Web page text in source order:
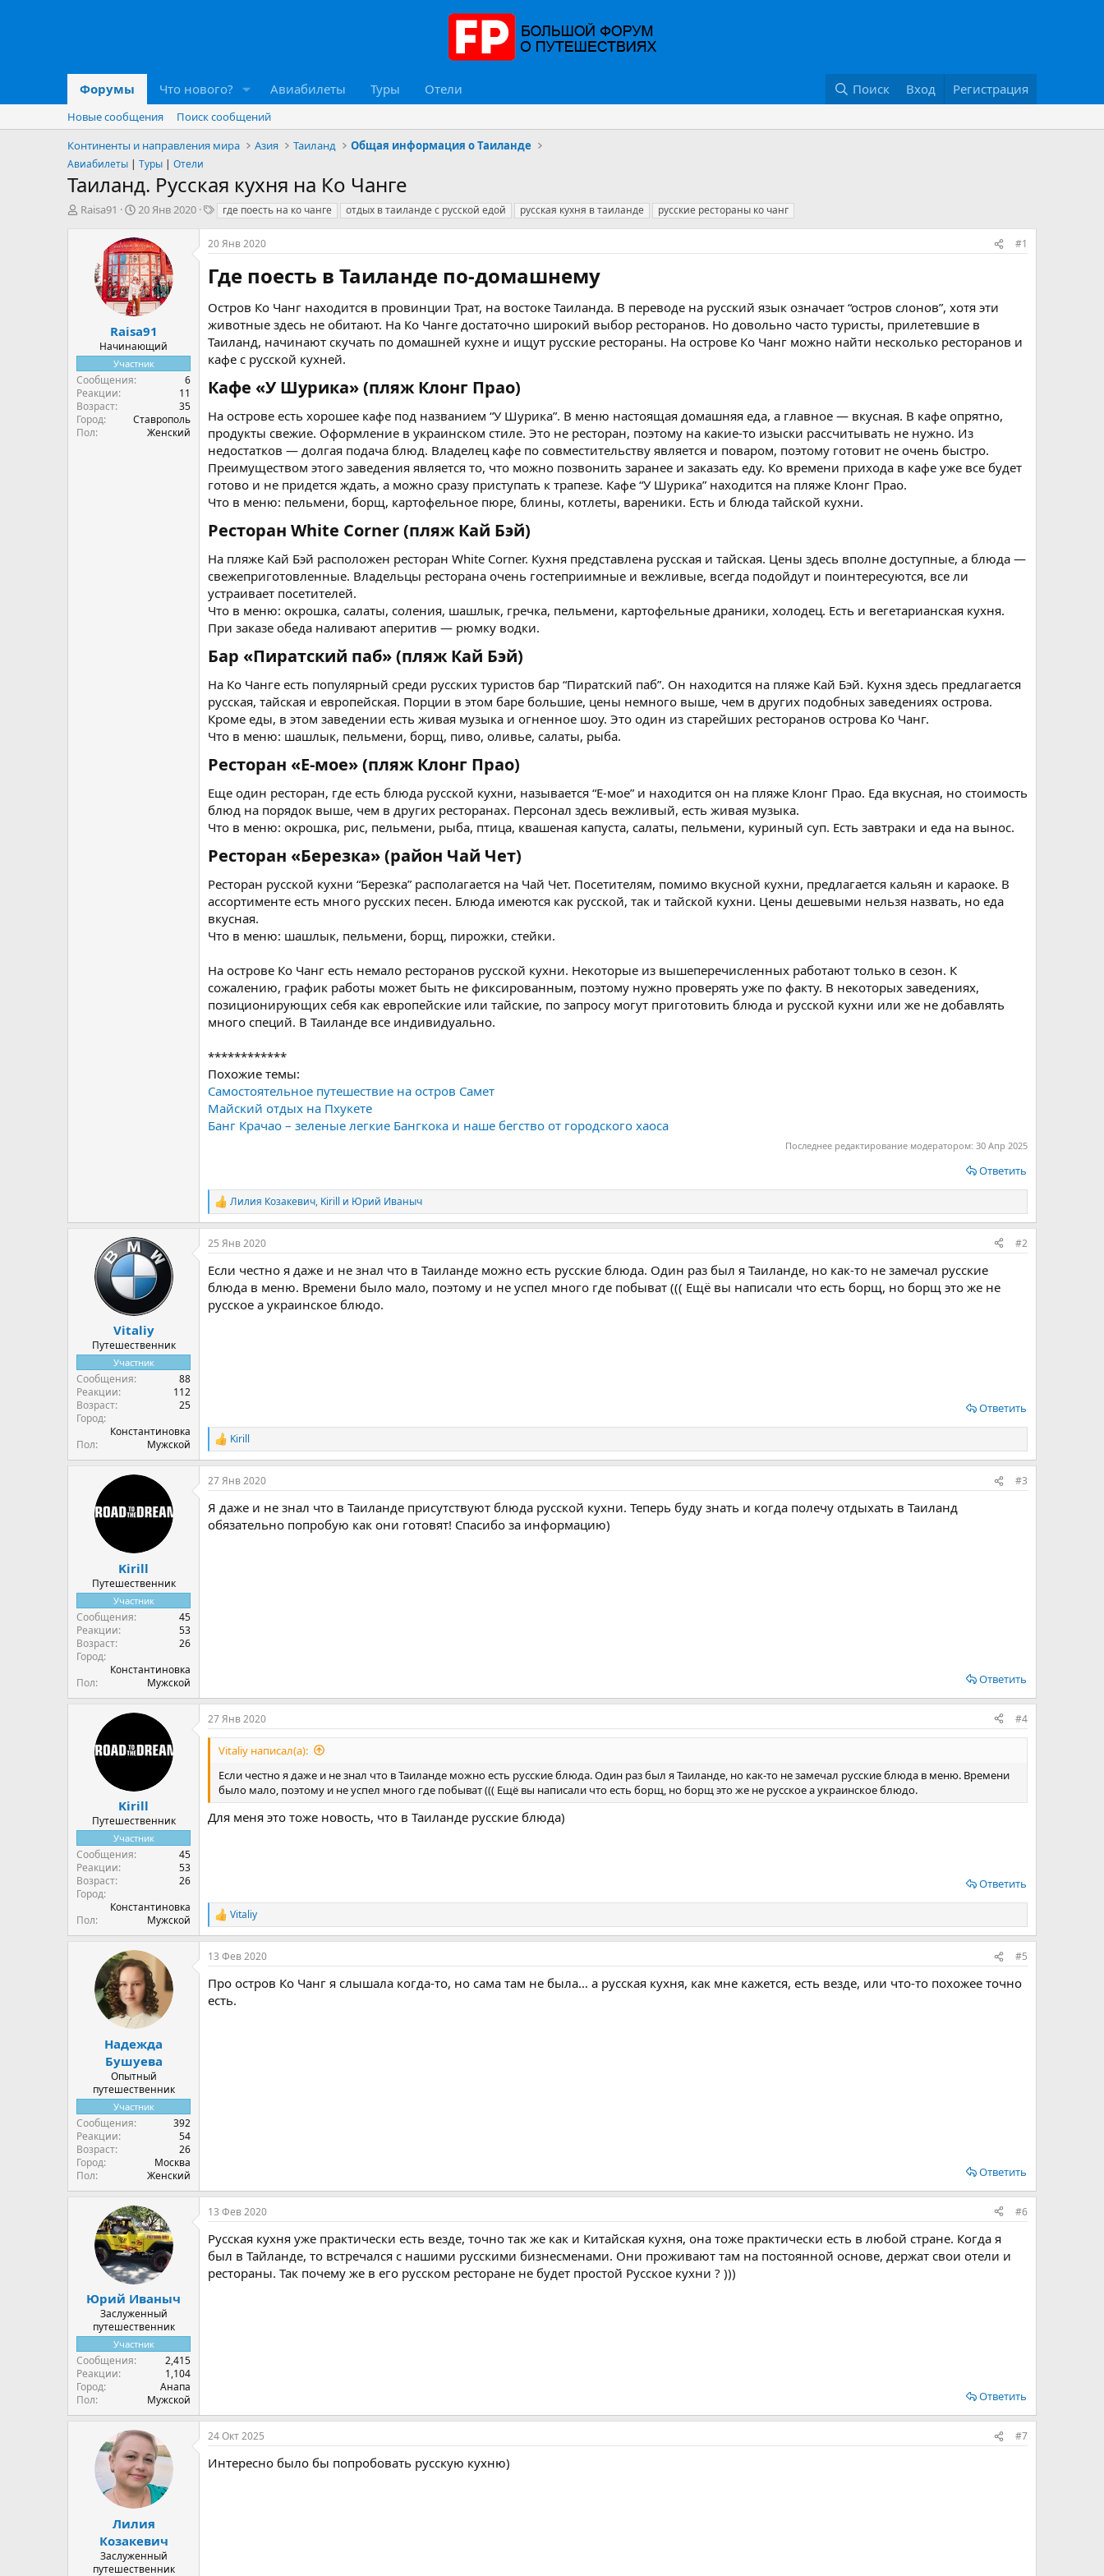
Форумы Что нового? Авиабилеты Туры Отели Поиск Вход Регистрация
Новые сообщения
Поиск сообщений
Континенты и направления мира
Азия Таиланд Общая информация о Таиланде
Авиабилеты | Туры | Отели
Таиланд. Русская кухня на Ко Чанге
А
Raisa91
Д
т
а
н
а
ч
а
л
а
20 Янв 2020
Т
г
и
где поесть на ко чанге отдых в таиланде с русской едой русская кухня в таиланде русские рестораны ко чанг
Raisa91
Начинающий
Участник
Сообщения
6
Реакции
11
Возраст
35
Город
Ставрополь
Пол
Женский
20 Янв 2020 #1
Где поесть в Таиланде по-домашнему
Остров Ко Чанг находится в провинции Трат, на востоке Таиланда. В переводе на русский язык означает “остров слонов”, хотя эти
животные здесь не обитают. На Ко Чанге достаточно широкий выбор ресторанов. Но довольно часто туристы, прилетевшие в
Таиланд, начинают скучать по домашней кухне и ищут русские рестораны. На острове Ко Чанг можно найти несколько ресторанов и
кафе с русской кухней.
Кафе «У Шурика» (пляж Клонг Прао)​
На острове есть хорошее кафе под названием “У Шурика”. В меню настоящая домашняя еда, а главное — вкусная. В кафе опрятно,
продукты свежие. Оформление в украинском стиле. Это не ресторан, поэтому на какие-то изыски рассчитывать не нужно. Из
недостатков — долгая подача блюд. Владелец кафе по совместительству является и поваром, поэтому готовит не очень быстро.
Преимуществом этого заведения является то, что можно позвонить заранее и заказать еду. Ко времени прихода в кафе уже все будет
готово и не придется ждать, а можно сразу приступать к трапезе. Кафе “У Шурика” находится на пляже Клонг Прао.
Что в меню: пельмени, борщ, картофельное пюре, блины, котлеты, вареники. Есть и блюда тайской кухни.
Ресторан White Corner (пляж Кай Бэй)​
На пляже Кай Бэй расположен ресторан White Corner. Кухня представлена русская и тайская. Цены здесь вполне доступные, а блюда —
свежеприготовленные. Владельцы ресторана очень гостеприимные и вежливые, всегда подойдут и поинтересуются, все ли
устраивает посетителей.
Что в меню: окрошка, салаты, соления, шашлык, гречка, пельмени, картофельные драники, холодец. Есть и вегетарианская кухня.
При заказе обеда наливают аперитив — рюмку водки.
Бар «Пиратский паб» (пляж Кай Бэй)​
На Ко Чанге есть популярный среди русских туристов бар “Пиратский паб”. Он находится на пляже Кай Бэй. Кухня здесь предлагается
русская, тайская и европейская. Порции в этом баре большие, цены немного выше, чем в других подобных заведениях острова.
Кроме еды, в этом заведении есть живая музыка и огненное шоу. Это один из старейших ресторанов острова Ко Чанг.
Что в меню: шашлык, пельмени, борщ, пиво, оливье, салаты, рыба.
Ресторан «Е-мое» (пляж Клонг Прао)​
Еще один ресторан, где есть блюда русской кухни, называется “Е-мое” и находится он на пляже Клонг Прао. Еда вкусная, но стоимость
блюд на порядок выше, чем в других ресторанах. Персонал здесь вежливый, есть живая музыка.
Что в меню: окрошка, рис, пельмени, рыба, птица, квашеная капуста, салаты, пельмени, куриный суп. Есть завтраки и еда на вынос.
Ресторан «Березка» (район Чай Чет)​
Ресторан русской кухни “Березка” располагается на Чай Чет. Посетителям, помимо вкусной кухни, предлагается кальян и караоке. В
ассортименте есть много русских песен. Блюда имеются как русской, так и тайской кухни. Цены дешевыми нельзя назвать, но еда
вкусная.
Что в меню: шашлык, пельмени, борщ, пирожки, стейки.
На острове Ко Чанг есть немало ресторанов русской кухни. Некоторые из вышеперечисленных работают только в сезон. К
сожалению, график работы может быть не фиксированным, поэтому нужно проверять уже по факту. В некоторых заведениях,
позиционирующих себя как европейские или тайские, по запросу могут приготовить блюда и русской кухни или же не добавлять
много специй. В Таиланде все индивидуально.
************
Похожие темы:
Самостоятельное путешествие на остров Самет
Майский отдых на Пхукете
Банг Крачао – зеленые легкие Бангкока и наше бегство от городского хаоса
Последнее редактирование модератором: 30 Апр 2025
Ответить
Р
е
а
к
и
и
Лилия Козакевич, Kirill и Юрий Иваныч
Vitaliy
Путешественник
Участник
Сообщения
88
Реакции
112
Возраст
25
Город
Константиновка
Пол
Мужской
25 Янв 2020 #2
Если честно я даже и не знал что в Таиланде можно есть русские блюда. Один раз был я Таиланде, но как-то не замечал русские
блюда в меню. Времени было мало, поэтому и не успел много где побыват ((( Ещё вы написали что есть борщ, но борщ это же не
русское а украинское блюдо.
Ответить
Р
е
а
к
и
и
Kirill
Kirill
Путешественник
Участник
Сообщения
45
Реакции
53
Возраст
26
Город
Константиновка
Пол
Мужской
27 Янв 2020 #3
Я даже и не знал что в Таиланде присутствуют блюда русской кухни. Теперь буду знать и когда полечу отдыхать в Таиланд
обязательно попробую как они готовят! Спасибо за информацию)
Ответить
Kirill
Путешественник
Участник
Сообщения
45
Реакции
53
Возраст
26
Город
Константиновка
Пол
Мужской
27 Янв 2020 #4
Vitaliy написал(а):
Если честно я даже и не знал что в Таиланде можно есть русские блюда. Один раз был я Таиланде, но как-то не замечал русские блюда в меню. Времени
было мало, поэтому и не успел много где побыват ((( Ещё вы написали что есть борщ, но борщ это же не русское а украинское блюдо.
Для меня это тоже новость, что в Таиланде русские блюда)
Ответить
Р
е
а
к
и
и
Vitaliy
Надежда
Бушуева
Опытный
путешественник
Участник
Сообщения
392
Реакции
54
Возраст
26
Город
Москва
Пол
Женский
13 Фев 2020 #5
Про остров Ко Чанг я слышала когда-то, но сама там не была… а русская кухня, как мне кажется, есть везде, или что-то похожее точно
есть.
Ответить
Юрий Иваныч
Заслуженный
путешественник
Участник
Сообщения
2,415
Реакции
1,104
Город
Анапа
Пол
Мужской
13 Фев 2020 #6
Русская кухня уже практически есть везде, точно так же как и Китайская кухня, она тоже практически есть в любой стране. Когда я
был в Тайланде, то встречался с нашими русскими бизнесменами. Они проживают там на постоянной основе, держат свои отели и
рестораны. Так почему же в его русском ресторане не будет простой Русское кухни ? )))
Ответить
Лилия
Козакевич
Заслуженный
путешественник
24 Окт 2025 #7
Интересно было бы попробовать русскую кухню)